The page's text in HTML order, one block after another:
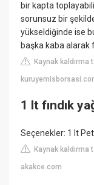
bir kapta
sorunsuz bir
yükseldiğinde ise
başka kaba alarak
Kaynak kaldırma
1 lt fındık
Seçenekler: 1 lt
Kaynak kaldırma
akakce.com